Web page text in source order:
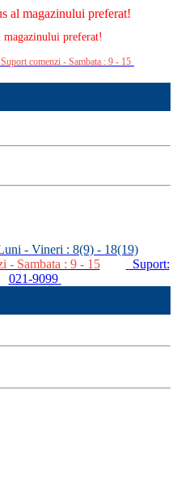
al magazinului preferat!
preferat!
Suport comenzi - Sambata : 9 - 15
- Vineri : 8(9) - 18(19)
- Sambata : 9 - 15
Suport:
021-9099